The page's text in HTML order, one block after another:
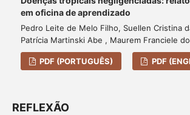
em oficina de aprendizado
Pedro Leite de Melo Filho, Suellen Cristina
Patrícia Martinski Abe , Maurem Franciele
PDF (PORTUGUÊS) PDF
REFLEXÃO